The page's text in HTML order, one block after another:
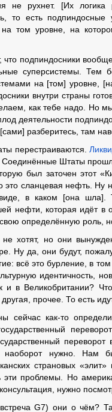
не рухнет. [Их
то есть подпиндосные
том уровне, на
подпиндосники
суперсистемы. Тем
на [том] уровне,
внутри страны
как тебе надо. Но
деятельности
разберитесь, там
перестраиваются.
Штаты
был заточен этот
это сланцевая нефть.
в каком [она шла].
нефти, которая идёт в
определённую роль,
хотят, но они
Ну да, они будут,
всё это бурление, в
идентичность,
и в Великобритании?
прочее. То есть
как-то
наоборот нужно. Нам
страновых «элит»
проблемы. Но
нужно
G7) они о чём?